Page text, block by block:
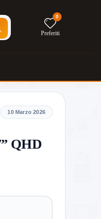
0
Preferiti
QHD
10 Marzo 2026